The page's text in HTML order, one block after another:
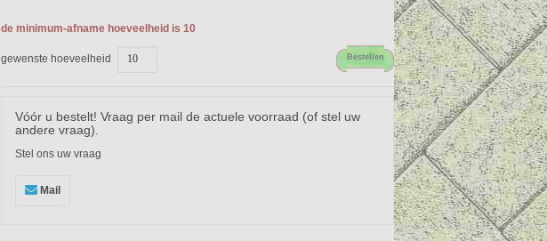
de minimum-afname hoeveelheid is 10
gewenste hoeveelheid Bestellen
Vóór u bestelt! Vraag per mail de actuele voorraad (of stel uw
andere vraag).
Stel ons uw vraag
Mail